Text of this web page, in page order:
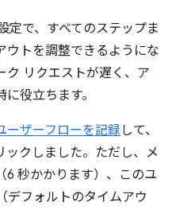
定で、すべてのステップま
ウトを調整できるようにな
ク リクエストが遅く、ア
役立ちます。
ーザーフローを記録 して、
ックしました。ただし、メ
6 秒かかります）、このユ
デフォルトのタイムアウ